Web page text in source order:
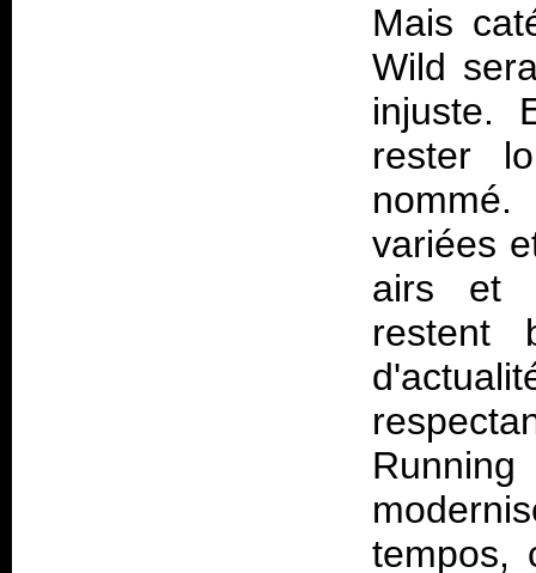
Mais
Wild
injuste.
rester
variées
airs et
restent
tempos,